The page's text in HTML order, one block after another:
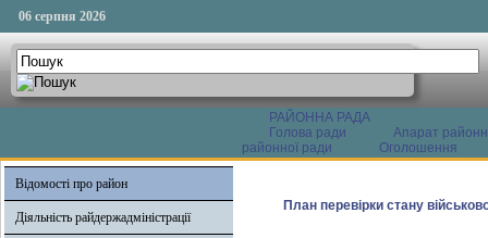
06 серпня 2026
РАЙОННА РАДА
Голова ради
Апарат
районної ради
Оголошення
Відомості про район
Діяльність райдержадміністрації
План перевірки стану